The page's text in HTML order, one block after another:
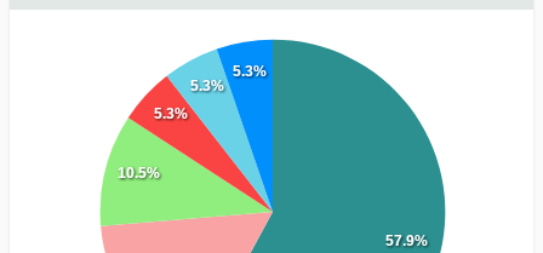
57.9%
10.5%
5.3%
5.3%
5.3%